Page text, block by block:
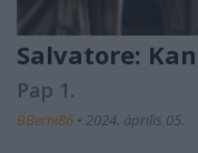
Salvatore:
Pap 1.
BBerni86 • 2024. április 05.